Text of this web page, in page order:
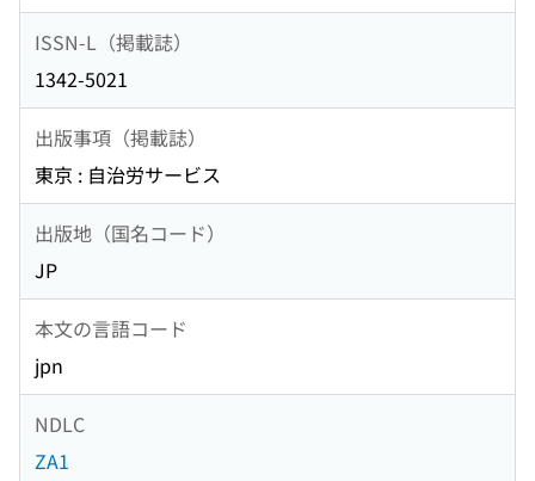
ISSN-L（掲載誌）
1342-5021
出版事項（掲載誌）
東京 : 自治労サービス
出版地（国名コード）
JP
本文の言語コード
jpn
NDLC
ZA1